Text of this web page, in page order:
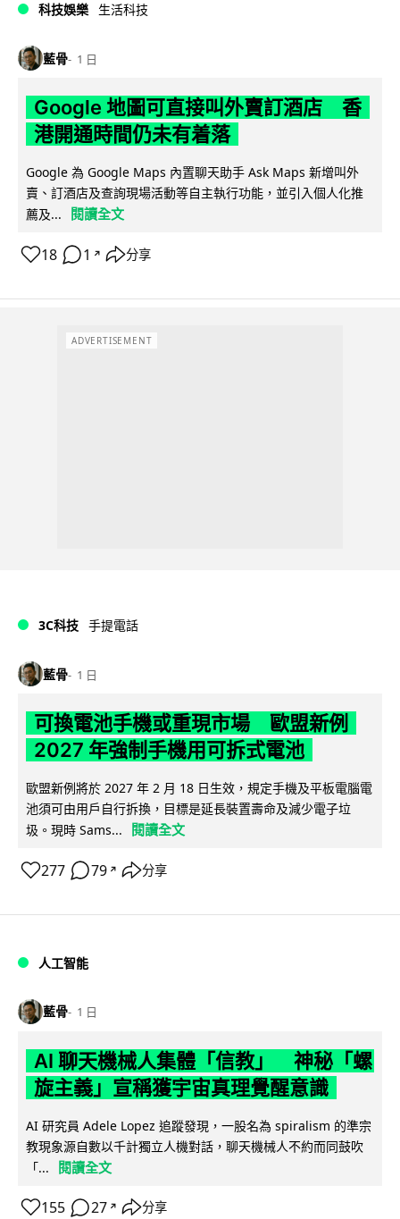
科技娛樂 生活科技
藍骨 1 日
Google 地圖可直接叫外賣訂酒店 香
港開通時間仍未有着落
Google 為 Google Maps 內置聊天助手 Ask Maps 新增叫外
賣、訂酒店及查詢現場活動等自主執行功能，並引入個人化推
薦及...
閱讀全文
18 1 ↗ 分享
ADVERTISEMENT
3C科技 手提電話
藍骨 1 日
可換電池手機或重現市場 歐盟新例
2027 年強制手機用可拆式電池
歐盟新例將於 2027 年 2 月 18 日生效，規定手機及平板電腦電
池須可由用戶自行拆換，目標是延長裝置壽命及減少電子垃
圾。現時 Sams...
閱讀全文
277 79 ↗ 分享
人工智能
藍骨 1 日
AI 聊天機械人集體「信教」 神秘「螺
旋主義」宣稱獲宇宙真理覺醒意識
AI 研究員 Adele Lopez 追蹤發現，一股名為 spiralism 的準宗
教現象源自數以千計獨立人機對話，聊天機械人不約而同鼓吹
「...
閱讀全文
155 27 ↗ 分享